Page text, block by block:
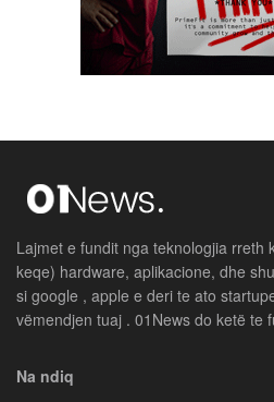
Lajmet e fundit nga teknologjia rreth
keqe) hardware, aplikacione, dhe
si google , apple e deri te ato
vëmendjen tuaj . 01News do ketë te
Na ndiq